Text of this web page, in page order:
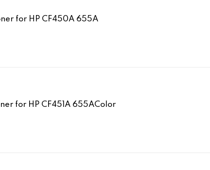
for HP CF450A 655A
for HP CF451A 655AColor